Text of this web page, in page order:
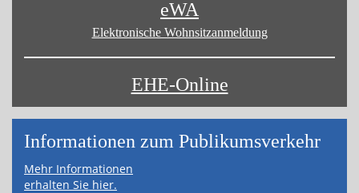
eWA
Elektronische Wohnsitz­anmeldung
EHE-Online
Informa­tionen zum Publikums­­verkehr
Mehr Informationen
erhalten Sie hier.